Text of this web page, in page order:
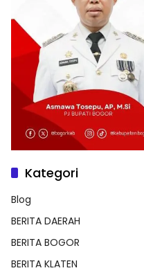
Kategori
Blog
BERITA DAERAH
BERITA BOGOR
BERITA KLATEN